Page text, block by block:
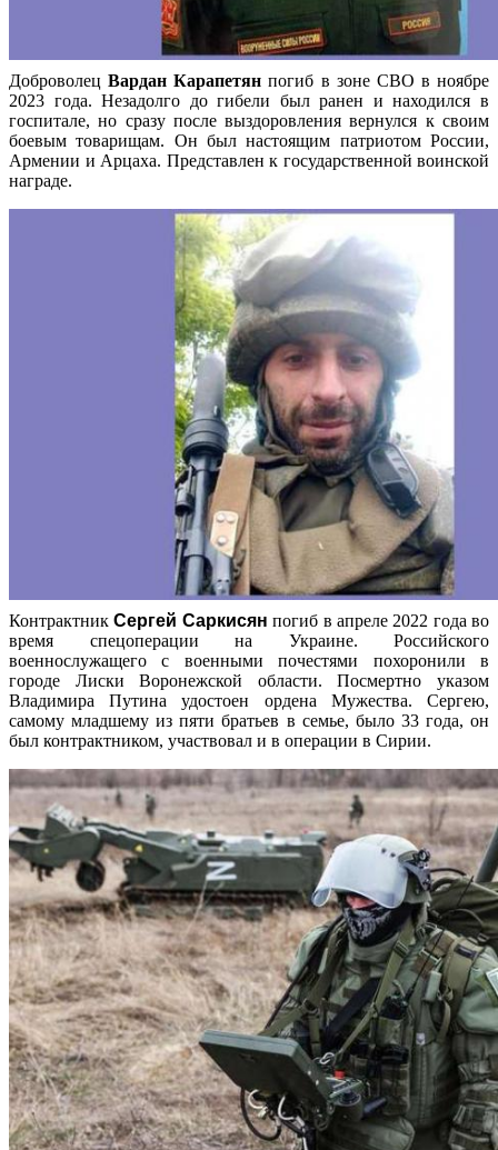
ДоброволецВардан Карапетян погиб в зоне СВО в ноябре
2023 года. Незадолго до гибели был ранен и находился в
госпитале, но сразу после выздоровления вернулся к своим
боевым товарищам. Он был настоящим патриотом России,
Армении и Арцаха. Представлен к государственной воинской
награде.
КонтрактникСергей Саркисянпогиб в апреле 2022 года во
время спецоперации на Украине. Российского
военнослужащего с военными почестями похоронили в
городе Лиски Воронежской области. Посмертно указом
Владимира Путина удостоен ордена Мужества. Сергею,
самому младшему из пяти братьев в семье, было 33 года, он
был контрактником, участвовал и в операции в Сирии.